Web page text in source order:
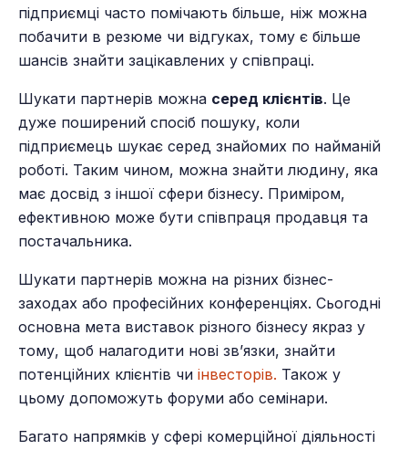
підприємці часто помічають більше, ніж можна
побачити в резюме чи відгуках, тому є більше
шансів знайти зацікавлених у співпраці.
Шукати партнерів можна серед клієнтів. Це
дуже поширений спосіб пошуку, коли
підприємець шукає серед знайомих по найманій
роботі. Таким чином, можна знайти людину, яка
має досвід з іншої сфери бізнесу. Приміром,
ефективною може бути співпраця продавця та
постачальника.
Шукати партнерів можна на різних бізнес-
заходах або професійних конференціях. Сьогодні
основна мета виставок різного бізнесу якраз у
тому, щоб налагодити нові зв’язки, знайти
потенційних клієнтів чи інвесторів. Також у
цьому допоможуть форуми або семінари.
Багато напрямків у сфері комерційної діяльності